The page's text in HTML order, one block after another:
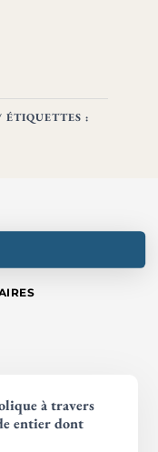
ÉTIQUETTES :
à travers
entier dont